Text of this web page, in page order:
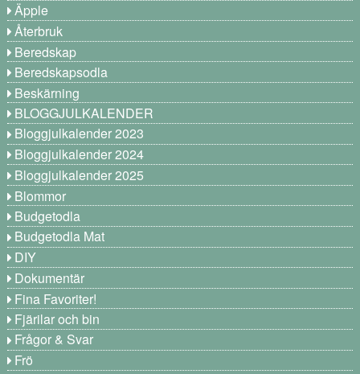
Äpple
Återbruk
Beredskap
Beredskapsodla
Beskärning
BLOGGJULKALENDER
Bloggjulkalender 2023
Bloggjulkalender 2024
Bloggjulkalender 2025
Blommor
Budgetodla
Budgetodla Mat
DIY
Dokumentär
Fina Favoriter!
Fjärilar och bin
Frågor & Svar
Frö